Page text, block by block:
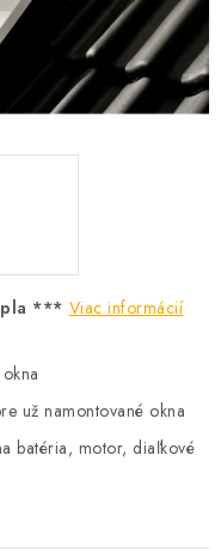
podmínky
*** Viac informácií
už namontované okna
batéria, motor, diaľkové